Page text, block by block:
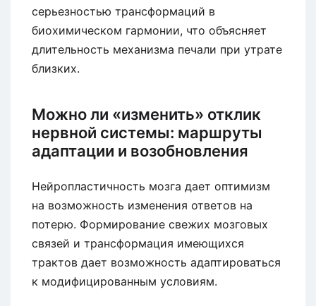
серьезностью трансформаций в
биохимическом гармонии, что объясняет
длительность механизма печали при утрате
близких.
Можно ли «изменить» отклик
нервной системы: маршруты
адаптации и возобновления
Нейропластичность мозга дает оптимизм
на возможность изменения ответов на
потерю. Формирование свежих мозговых
связей и трансформация имеющихся
трактов дает возможность адаптироваться
к модифицированным условиям.